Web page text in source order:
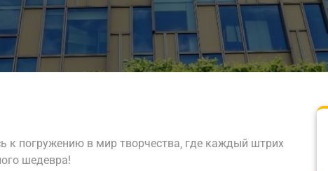
к погружению в мир творчества‚ где каждый штрих
шедевра!